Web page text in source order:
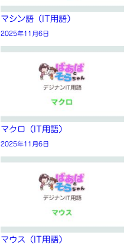
マシン語（IT用語）
2025年11月6日
マクロ（IT用語）
2025年11月6日
マウス（IT用語）